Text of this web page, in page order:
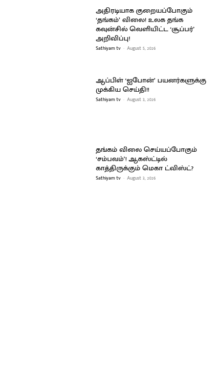
அதிரடியாக குறையப்போகும்
‘தங்கம்’ விலை! உலக தங்க
கவுன்சில் வெளியிட்ட ‘சூப்பர்’
அறிவிப்பு!
Sathiyam tv - August 5, 2026
ஆப்பிள் ‘ஐபோன்’ பயனர்களுக்கு
முக்கிய செய்தி!!
Sathiyam tv - August 3, 2026
தங்கம் விலை செய்யப்போகும்
‘சம்பவம்’! ஆகஸ்ட்டில்
காத்திருக்கும் மெகா ட்விஸ்ட்?
Sathiyam tv - August 3, 2026